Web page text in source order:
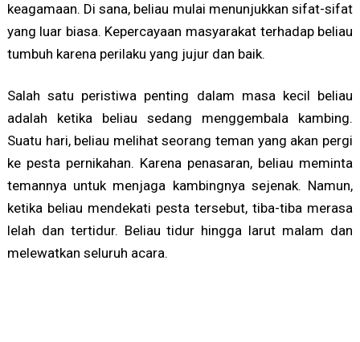
keagamaan. Di sana, beliau mulai menunjukkan sifat-sifat
yang luar biasa. Kepercayaan masyarakat terhadap beliau
tumbuh karena perilaku yang jujur dan baik.
Salah satu peristiwa penting dalam masa kecil beliau
adalah ketika beliau sedang menggembala kambing.
Suatu hari, beliau melihat seorang teman yang akan pergi
ke pesta pernikahan. Karena penasaran, beliau meminta
temannya untuk menjaga kambingnya sejenak. Namun,
ketika beliau mendekati pesta tersebut, tiba-tiba merasa
lelah dan tertidur. Beliau tidur hingga larut malam dan
melewatkan seluruh acara.